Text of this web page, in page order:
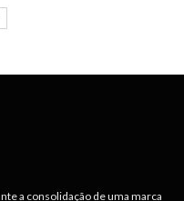
a consolidação de uma marca